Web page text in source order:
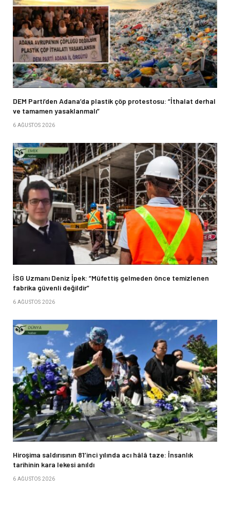
DEM Parti’den Adana’da plastik çöp protestosu: “İthalat derhal
ve tamamen yasaklanmalı”
6 AĞUSTOS 2026
İSG Uzmanı Deniz İpek: “Müfettiş gelmeden önce temizlenen
fabrika güvenli değildir”
6 AĞUSTOS 2026
Hiroşima saldırısının 81’inci yılında acı hâlâ taze: İnsanlık
tarihinin kara lekesi anıldı
6 AĞUSTOS 2026